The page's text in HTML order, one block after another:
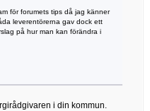
för forumets tips då jag känner
leverentörerna gav dock ett
på hur man kan förändra i
i din kommun.